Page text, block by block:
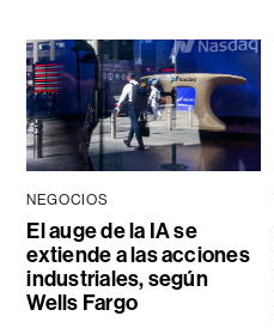
NEGOCIOS
El auge de la IA se
extiende a las acciones
industriales, según
Wells Fargo